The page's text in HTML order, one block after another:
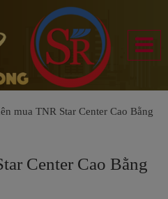
mua TNR Star Center Cao Bằng
Center Cao Bằng